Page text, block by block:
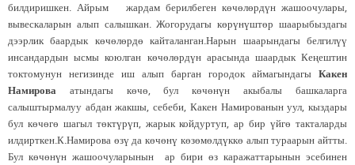
билдиришкен. Айрым жардам берилбеген көчөлөрдүн жашоочулары,
вывескаларын алып салышкан. Жогорудагы көрүнүштөр шаарыбыздагы
дээрлик баардык көчөлөрдө кайталанган.Нарын шаарындагы белгилүү
инсандардын ысмы коюлган көчөлөрдүн арасында шаардык Кеңештин
токтомунун негизинде иш алып барган городок аймагындагы Какен
Намирова атындагы көчө, бул көчөнүн акыбалы башкаларга
салыштырмалуу абдан жакшы, себеби, Какен Намированын уул, кыздары
бул көчөгө шагыл төктүрүп, жарык койдуртуп, ар бир үйгө такталарды
илдирткен.К.Намирова өзү да көчөнү көзөмөлдүккө алып тураарын айтты.
Бул көчөнүн жашоочуларынын ар бири өз каражаттарынын эсебинен